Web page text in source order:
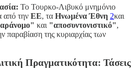
Το Τουρκο-Λιβυκό μνημόνιο
από την ΕΕ, τα Ηνωμένα Έθνη 2και
και "αποσυντονιστικό",
παραβίαση της κυριαρχίας των
Πραγματικότητα: Τάσεις